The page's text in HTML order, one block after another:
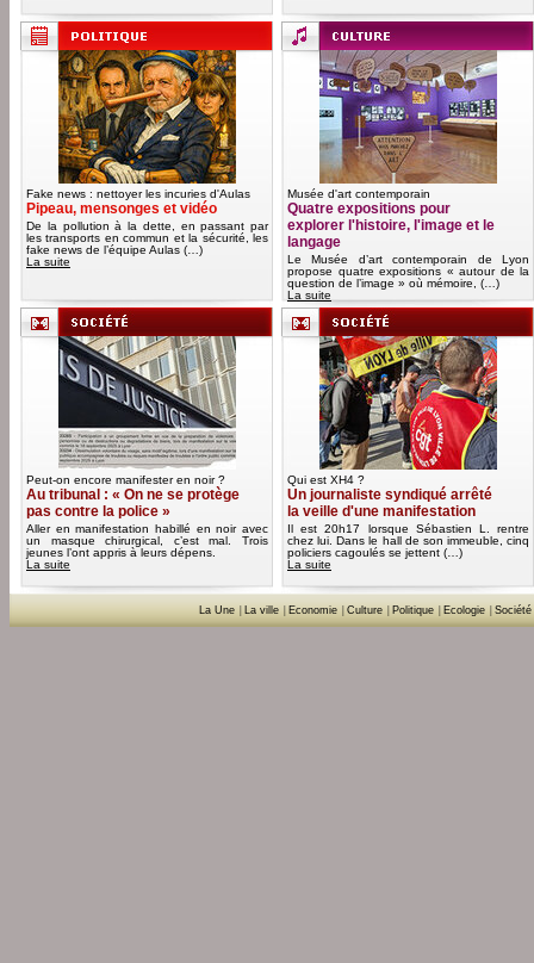
Fake news : nettoyer les incuries d'Aulas
Pipeau, mensonges et vidéo
De la pollution à la dette, en passant par
les transports en commun et la sécurité, les
fake news de l’équipe Aulas (…)
La suite
Musée d'art contemporain
Quatre expositions pour
explorer l'histoire, l'image et le
langage
Le Musée d’art contemporain de Lyon
propose quatre expositions « autour de la
question de l’image » où mémoire, (…)
La suite
Peut-on encore manifester en noir ?
Au tribunal : « On ne se protège
pas contre la police »
Aller en manifestation habillé en noir avec
un masque chirurgical, c’est mal. Trois
jeunes l’ont appris à leurs dépens.
La suite
Qui est XH4 ?
Un journaliste syndiqué arrêté
la veille d'une manifestation
Il est 20h17 lorsque Sébastien L. rentre
chez lui. Dans le hall de son immeuble, cinq
policiers cagoulés se jettent (…)
La suite
La Une La ville Economie Culture Politique Ecologie Société